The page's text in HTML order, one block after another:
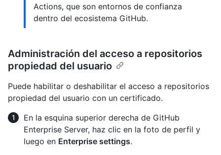
Actions, que son entornos de confianza
dentro del ecosistema GitHub.
Administración del acceso a repositorios
propiedad del usuario
Puede habilitar o deshabilitar el acceso a repositorios
propiedad del usuario con un certificado.
En la esquina superior derecha de GitHub
Enterprise Server, haz clic en la foto de perfil y
luego en Enterprise settings.